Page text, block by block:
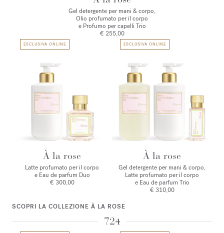
Gel detergente per mani & corpo,
Olio profumato per il corpo
e Profumo per capelli Trio
€ 255,00
ESCLUSIVA ONLINE
À la rose
Latte profumato per il corpo
e Eau de parfum Duo
€ 300,00
ESCLUSIVA ONLINE
À la rose
Gel detergente per mani & corpo,
Latte profumato per il corpo
e Eau de parfum Trio
€ 310,00
SCOPRI LA COLLEZIONE À LA ROSE
724